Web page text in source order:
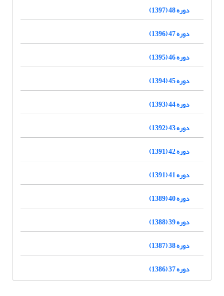
دوره 48 (1397)
دوره 47 (1396)
دوره 46 (1395)
دوره 45 (1394)
دوره 44 (1393)
دوره 43 (1392)
دوره 42 (1391)
دوره 41 (1391)
دوره 40 (1389)
دوره 39 (1388)
دوره 38 (1387)
دوره 37 (1386)